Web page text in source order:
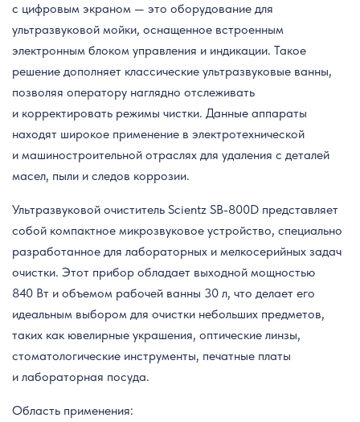
с цифровым экраном — это оборудование для
ультразвуковой мойки, оснащенное встроенным
электронным блоком управления и индикации. Такое
решение дополняет классические ультразвуковые ванны,
позволяя оператору наглядно отслеживать
и корректировать режимы чистки. Данные аппараты
находят широкое применение в электротехнической
и машиностроительной отраслях для удаления с деталей
масел, пыли и следов коррозии.
Ультразвуковой очиститель Scientz SB-800D представляет
собой компактное микрозвуковое устройство, специально
разработанное для лабораторных и мелкосерийных задач
очистки. Этот прибор обладает выходной мощностью
840 Вт и объемом рабочей ванны 30 л, что делает его
идеальным выбором для очистки небольших предметов,
таких как ювелирные украшения, оптические линзы,
стоматологические инструменты, печатные платы
и лабораторная посуда.
Область применения: